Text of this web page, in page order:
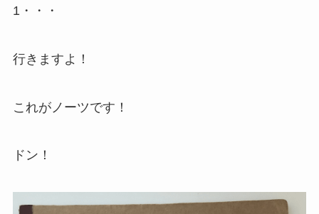
1・・・
行きますよ！
これがノーツです！
ドン！